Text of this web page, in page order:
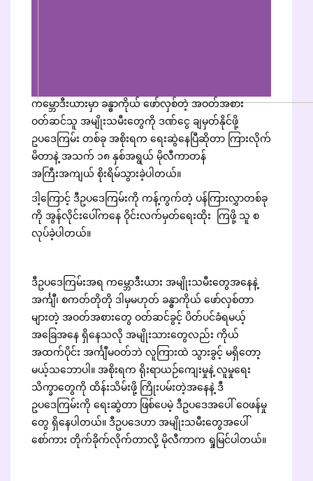
ကမ္ဘောဒီးယားမှာ ခန္ဓာကိုယ် ဖော်လှစ်တဲ့ အဝတ်အစား
ဝတ်ဆင်သူ အမျိုးသမီးတွေကို ဒဏ်ငွေ ချမှတ်နိုင်ဖို့
ဥပဒေကြမ်း တစ်ခု အစိုးရက ရေးဆွဲနေပြီဆိုတာ ကြားလိုက်
မိတာနဲ့ အသက် ၁၈ နှစ်အရွယ် မိုလီကာတန်
အကြီးအကျယ် စိုးရိမ်သွားခဲ့ပါတယ်။
ဒါ့ကြောင့် ဒီဥပဒေကြမ်းကို ကန့်ကွက်တဲ့ ပန်ကြားလွှာတစ်ခု
ကို အွန်လိုင်းပေါ်ကနေ ဝိုင်းလက်မှတ်ရေးထိုး ကြဖို့ သူ စ
လုပ်ခဲ့ပါတယ်။
ဒီဥပဒေကြမ်းအရ ကမ္ဘောဒီးယား အမျိုးသမီးတွေအနေနဲ့
အင်္ကျီ၊ စကတ်တိုတို ဒါမှမဟုတ် ခန္ဓာကိုယ် ဖော်လှစ်တာ
များတဲ့ အဝတ်အစားတွေ ဝတ်ဆင်ခွင့် ပိတ်ပင်ခံရမယ့်
အခြေအနေ ရှိနေသလို အမျိုးသားတွေလည်း ကိုယ်
အထက်ပိုင်း အင်္ကျီမဝတ်ဘဲ လူကြားထဲ သွားခွင့် မရှိတော့
မယ့်သဘောပါ။ အစိုးရက ရိုးရာယဉ်ကျေးမှုနဲ့ လူမှုရေး
သိက္ခာတွေကို ထိန်းသိမ်းဖို့ ကြိုးပမ်းတဲ့အနေနဲ့ ဒီ
ဥပဒေကြမ်းကို ရေးဆွဲတာ ဖြစ်ပေမဲ့ ဒီဥပဒေအပေါ် ဝေဖန်မှု
တွေ ရှိနေပါတယ်။ ဒီဥပဒေဟာ အမျိုးသမီးတွေအပေါ်
စော်ကား တိုက်ခိုက်လိုက်တာလို့ မိုလီကာက ရှုမြင်ပါတယ်။